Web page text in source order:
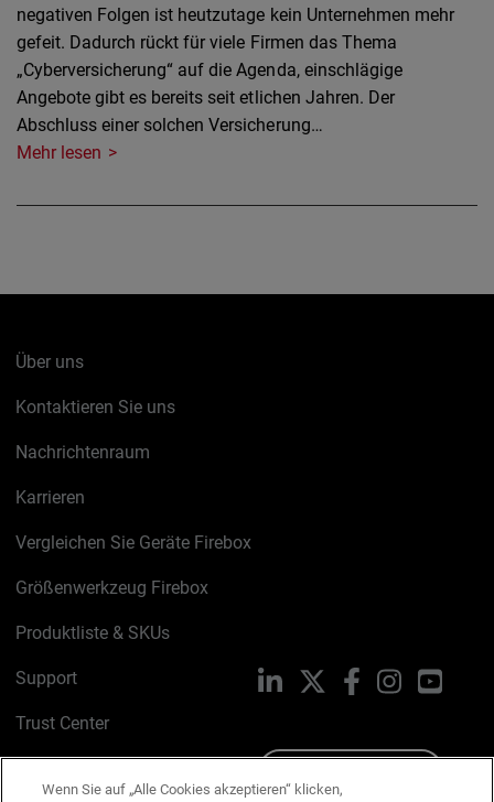
negativen Folgen ist heutzutage kein Unternehmen mehr
gefeit. Dadurch rückt für viele Firmen das Thema
„Cyberversicherung“ auf die Agenda, einschlägige
Angebote gibt es bereits seit etlichen Jahren. Der
Abschluss einer solchen Versicherung…
Mehr lesen
Über uns
Kontaktieren Sie uns
Nachrichtenraum
Karrieren
Vergleichen Sie Geräte Firebox
Größenwerkzeug Firebox
Produktliste & SKUs
Support
Trust Center
LinkedIn FacebookInstagram
Wenn Sie auf „Alle Cookies akzeptieren“ klicken,